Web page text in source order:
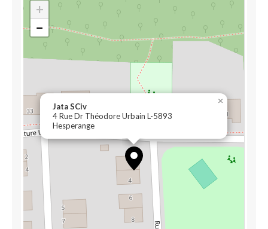
Jata SCiv
4 Rue Dr Théodore Urbain L-5893
Hesperange
×
+
−